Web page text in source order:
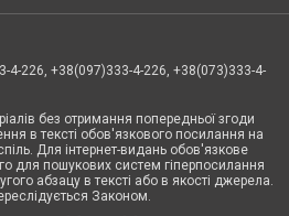
4-226, +38(097)333-4-226, +38(073)333-4-
без отримання попередньої згоди
в тексті обов'язкового посилання на
Для інтернет-видань обов'язкове
для пошукових систем гіперпосилання
абзацу в тексті або в якості джерела.
Законом.